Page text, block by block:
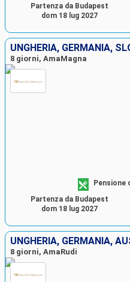
Partenza da Budapest
dom 18 lug 2027
UNGHERIA, GERMANIA,
8 giorni, AmaMagna
Pensione
Partenza da Budapest
dom 18 lug 2027
UNGHERIA, GERMANIA,
8 giorni, AmaRudi